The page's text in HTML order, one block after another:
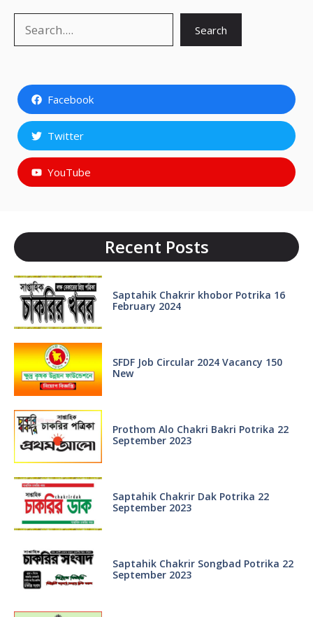
Search
Facebook
Twitter
YouTube
Recent Posts
Saptahik Chakrir khobor Potrika 16
February 2024
SFDF Job Circular 2024 Vacancy 150
New
Prothom Alo Chakri Bakri Potrika 22
September 2023
Saptahik Chakrir Dak Potrika 22
‍September 2023
Saptahik Chakrir Songbad Potrika 22
September 2023